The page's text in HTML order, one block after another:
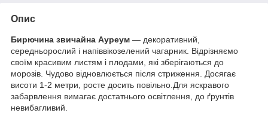
Опис
Бирючина звичайна Ауреум — декоративний,
середньорослий і напіввікозелений чагарник. Відрізняємо
своїм красивим листям і плодами, які зберігаються до
морозів. Чудово відновлюється після стриження. Досягає
висоти 1-2 метри, росте досить повільно.Для яскравого
забарвлення вимагає достатнього освітлення, до ґрунтів
невибагливий.